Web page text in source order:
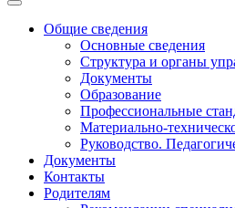
Toggle
navigationОбщие сведения
Основные сведения
Структура и органы
Документы
Образование
Профессиональные
Материально-
Руководство.
Документы
Контакты
Родителям